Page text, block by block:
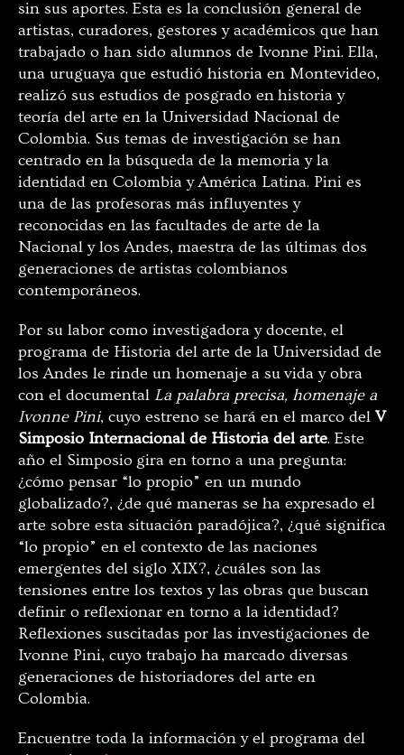
sin sus aportes. Esta es la conclusión general de
artistas, curadores, gestores y académicos que han
trabajado o han sido alumnos de Ivonne Pini. Ella,
una uruguaya que estudió historia en Montevideo,
realizó sus estudios de posgrado en historia y
teoría del arte en la Universidad Nacional de
Colombia. Sus temas de investigación se han
centrado en la búsqueda de la memoria y la
identidad en Colombia y América Latina. Pini es
una de las profesoras más influyentes y
reconocidas en las facultades de arte de la
Nacional y los Andes, maestra de las últimas dos
generaciones de artistas colombianos
contemporáneos.
Por su labor como investigadora y docente, el
programa de Historia del arte de la Universidad de
los Andes le rinde un homenaje a su vida y obra
con el documental La palabra precisa, homenaje a
Ivonne Pini, cuyo estreno se hará en el marco del V
Simposio Internacional de Historia del arte. Este
año el Simposio gira en torno a una pregunta:
¿cómo pensar “lo propio” en un mundo
globalizado?, ¿de qué maneras se ha expresado el
arte sobre esta situación paradójica?, ¿qué significa
“lo propio” en el contexto de las naciones
emergentes del siglo XIX?, ¿cuáles son las
tensiones entre los textos y las obras que buscan
definir o reflexionar en torno a la identidad?
Reflexiones suscitadas por las investigaciones de
Ivonne Pini, cuyo trabajo ha marcado diversas
generaciones de historiadores del arte en
Colombia.
Encuentre toda la información y el programa del